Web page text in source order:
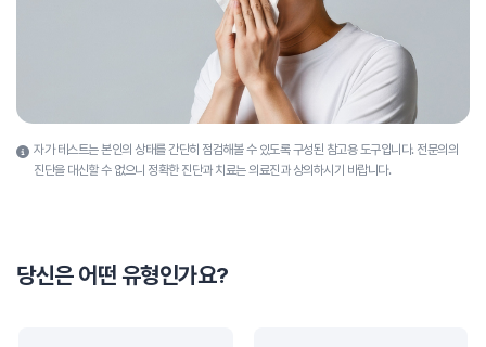
자가 테스트는 본인의 상태를 간단히 점검해볼 수 있도록 구성된 참고용 도구입니다. 전문의의
진단을 대신할 수 없으니 정확한 진단과 치료는 의료진과 상의하시기 바랍니다.
당신은 어떤 유형인가요?